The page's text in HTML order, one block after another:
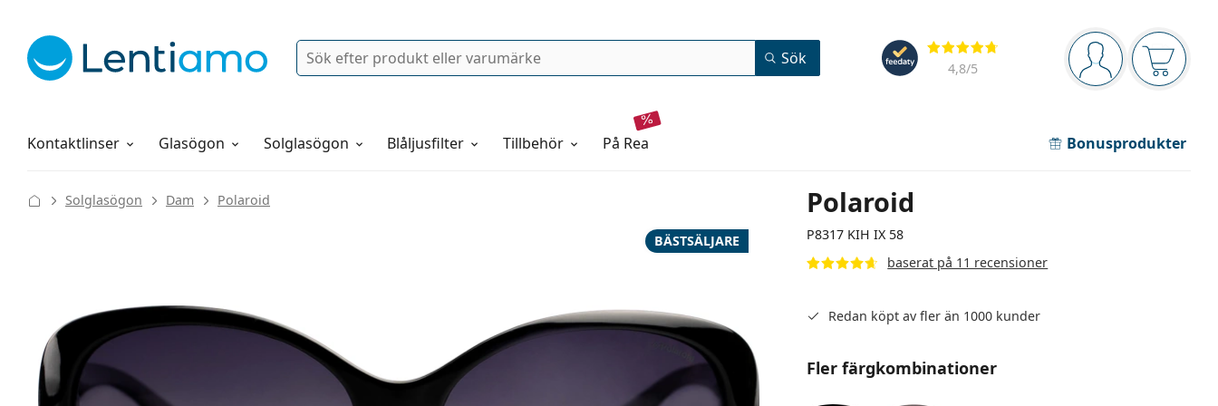
Navigeringsmeny
Du är inloggad
Recensioner
4,8/5
Sök Sök
Kontaktlinser
Linsvätskor Glasögon Solglasögon Blåljusfilter Tillbehör på rea Bonusprodukter
Allt om att handla hos oss
Polaroid
P8317 KIH IX 58
baserat på 11 recensioner
Solglasögon Dam Polaroid
BÄSTSÄLJARE
Redan köpt av fler än 1000 kunder
Fler färgkombinationer